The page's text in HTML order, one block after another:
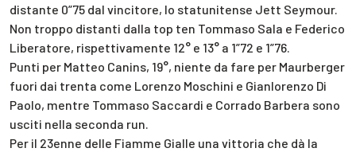
distante 0”75 dal vincitore, lo statunitense Jett Seymour.
Non troppo distanti dalla top ten Tommaso Sala e Federico
Liberatore, rispettivamente 12° e 13° a 1”72 e 1”76.
Punti per Matteo Canins, 19°, niente da fare per Maurberger
fuori dai trenta come Lorenzo Moschini e Gianlorenzo Di
Paolo, mentre Tommaso Saccardi e Corrado Barbera sono
usciti nella seconda run.
Per il 23enne delle Fiamme Gialle una vittoria che dà la